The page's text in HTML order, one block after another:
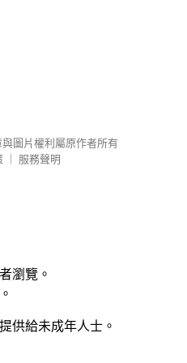
與圖片權利屬原作者所有
服務聲明
瀏覽。
供給未成年人士。